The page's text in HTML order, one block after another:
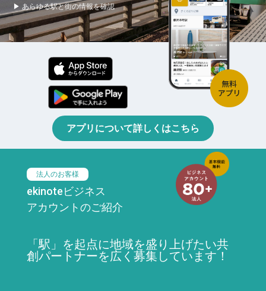
▶ あらゆる駅と街の情報を確認
アプリについて詳しくはこちら
法人のお客様
ekinoteビジネス
アカウントのご紹介
「駅」を起点に地域を盛り上げたい共
創パートナーを広く募集しています！